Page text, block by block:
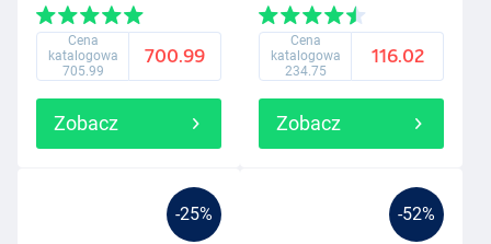
Cena
katalogowa
705.99
700.99
Zobacz
Cena
katalogowa
234.75
116.02
Zobacz
-25% -52%